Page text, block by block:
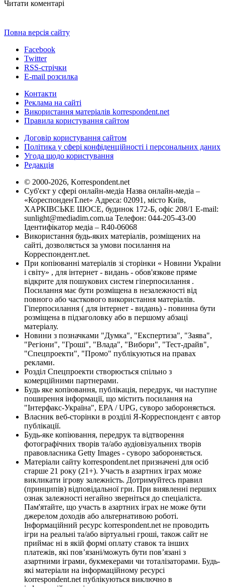
Читати коментарі
Повна версія сайту
Facebook
Twitter
RSS-стрічки
E-mail розсилка
Контакти
Реклама на сайті
Використання матеріалів korrespondent.net
Правила користування сайтом
Договір користування сайтом
Політика у сфері конфіденційності і персональних даних
Угода щодо користування
Редакція
© 2000-2026, Korrespondent.net
Суб'єкт у сфері онлайн-медіа Назва онлайн-медіа –
«КореспонденТ.net» Адреса: 02091, місто Київ,
ХАРКІВСЬКЕ ШОСЕ, будинок 172-Б, офіс 208/1 E-mail:
sunlight@mediadim.com.ua Телефон: 044-205-43-00
Ідентифікатор медіа – R40-06068
Використання будь-яких матеріалів, розміщених на
сайті, дозволяється за умови посилання на
Корреспондент.net.
При копіюванні матеріалів зі сторінки « Новини України
і світу» , для інтернет - видань - обов'язкове пряме
відкрите для пошукових систем гіперпосилання .
Посилання має бути розміщена в незалежності від
повного або часткового використання матеріалів.
Гіперпосилання ( для інтернет - видань) - повинна бути
розміщена в підзаголовку або в першому абзаці
матеріалу.
Новини з позначками "Думка", "Експертиза", "Заява",
"Регіони", "Гроші", "Влада", "Вибори", "Тест-драйв",
"Спецпроекти", "Промо" публікуються на правах
реклами.
Розділ Спецпроекти створюється спільно з
комерційними партнерами.
Будь яке копіювання, публікація, передрук, чи наступне
поширення інформації, що містить посилання на
"Інтерфакс-Україна", EPA / UPG, суворо забороняється.
Власник веб-сторінки в розділі Я-Корреспондент є автор
публікації.
Будь-яке копіювання, передрук та відтворення
фотографічних творів та/або аудіовізуальних творів
правовласника Getty Images - суворо забороняється.
Матеріали сайту korrespondent.net призначені для осіб
старше 21 року (21+). Участь в азартних іграх може
викликати ігрову залежність. Дотримуйтесь правил
(принципів) відповідальної гри. При виявленні перших
ознак залежності негайно зверніться до спеціаліста.
Пам'ятайте, що участь в азартних іграх не може бути
джерелом доходів або альтернативою роботі.
Інформаційний ресурс korrespondent.net не проводить
ігри на реальні та/або віртуальні гроші, також сайт не
приймає ні в якій формі оплату ставок та інших
платежів, які пов’язані/можуть бути пов’язані з
азартними іграми, букмекерами чи тоталізаторами. Будь-
які матеріали на інформаційному ресурсі
korrespondent.net публікуються виключно в